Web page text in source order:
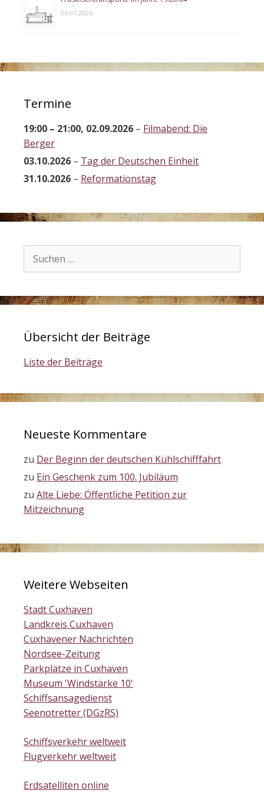
06.07.2026
Termine
19:00 – 21:00, 02.09.2026 – Filmabend: Die
Berger
03.10.2026 – Tag der Deutschen Einheit
31.10.2026 – Reformationstag
nach:
Übersicht der Beiträge
Liste der Beiträge
Neueste Kommentare
zu Der Beginn der deutschen Kühlschifffahrt
zu Ein Geschenk zum 100. Jubiläum
zu Alte Liebe: Öffentliche Petition zur
Mitzeichnung
Weitere Webseiten
Stadt Cuxhaven
Landkreis Cuxhaven
Cuxhavener Nachrichten
Nordsee-Zeitung
Parkplätze in Cuxhaven
Museum 'Windstärke 10'
Schiffsansagedienst
Seenotretter (DGzRS)
Schiffsverkehr weltweit
Flugverkehr weltweit
Erdsatelliten online